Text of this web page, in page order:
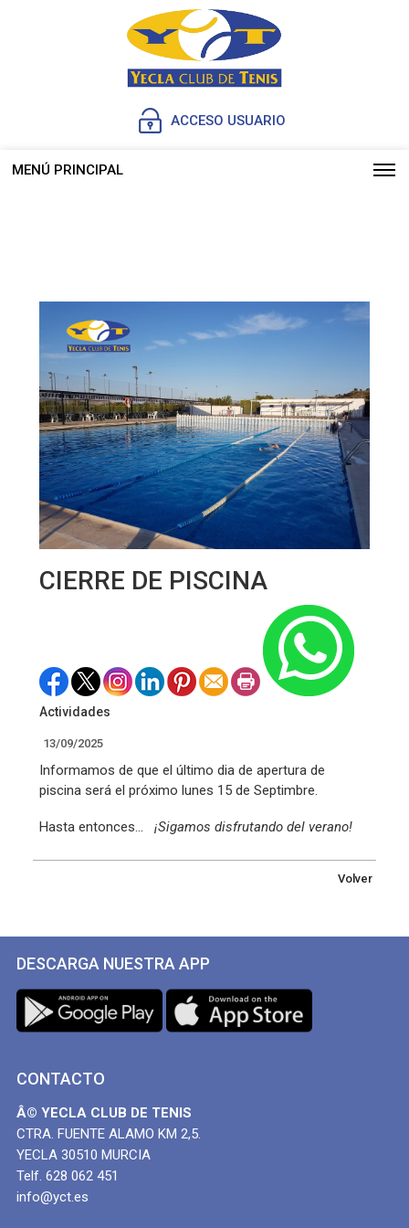
ACCESO USUARIO
MENÚ PRINCIPAL
CIERRE DE PISCINA
Actividades
13/09/2025
Informamos de que el último dia de apertura de
piscina será el próximo lunes 15 de Septimbre.
Hasta entonces...¡Sigamos disfrutando del verano!
Volver
DESCARGA NUESTRA APP
CONTACTO
Â© YECLA CLUB DE TENIS
CTRA. FUENTE ALAMO KM 2,5.
YECLA 30510 MURCIA
Telf. 628 062 451
info@yct.es